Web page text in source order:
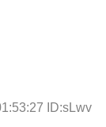
ID:sLwv